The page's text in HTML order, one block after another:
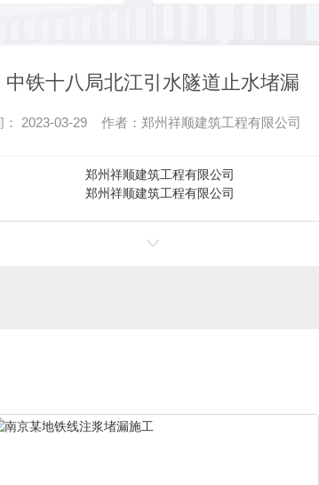
中铁十八局北江引水隧道止水堵漏
2023-03-29 作者：郑州祥顺建筑工程有限公司